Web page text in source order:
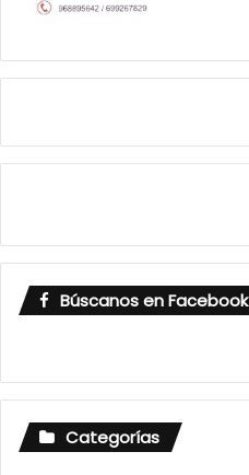
Búscanos en Facebook
Categorías